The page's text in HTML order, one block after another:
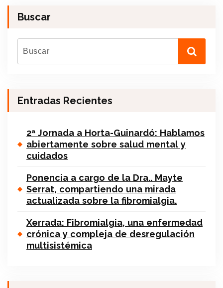
Buscar
Entradas Recientes
2ª Jornada a Horta-Guinardó: Hablamos
abiertamente sobre salud mental y
cuidados
Ponencia a cargo de la Dra.. Mayte
Serrat, compartiendo una mirada
actualizada sobre la fibromialgia.
Xerrada: Fibromialgia, una enfermedad
crónica y compleja de desregulación
multisistémica